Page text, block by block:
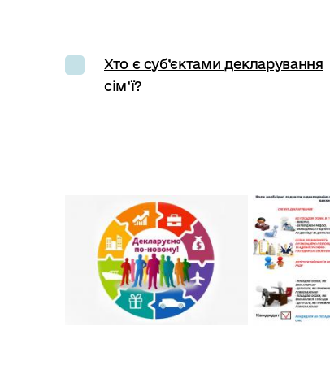
Хто є суб’єктами декларування
сім’ї?